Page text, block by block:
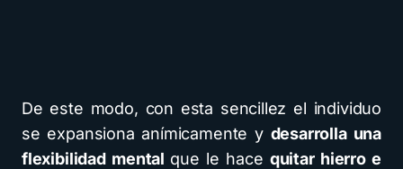
De este modo, con esta sencillez el individuo
se expansiona anímicamente y desarrolla una
flexibilidad mental que le hace quitar hierro e